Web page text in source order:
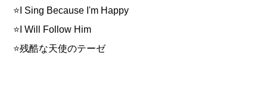
⭐I Sing Because I'm Happy
⭐I Will Follow Him
⭐残酷な天使のテーゼ